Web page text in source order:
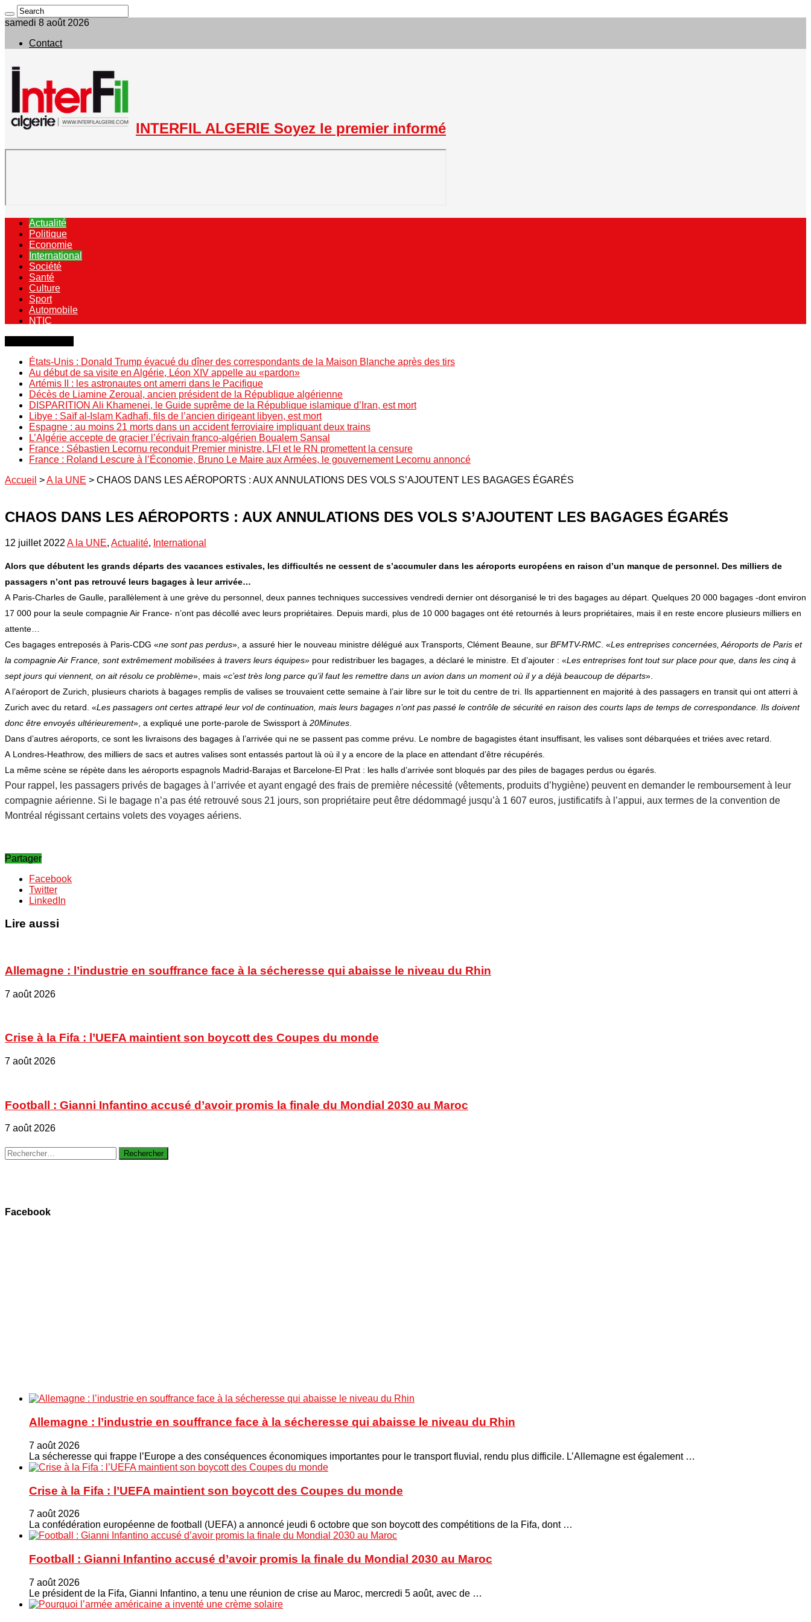
samedi 8 août 2026
Contact
INTERFIL ALGERIE Soyez le premier informé
Actualité
Politique
Economie
International
Société
Santé
Culture
Sport
Automobile
NTIC
États-Unis : Donald Trump évacué du dîner des correspondants de la Maison Blanche après des tirs
Au début de sa visite en Algérie, Léon XIV appelle au «pardon»
Artémis II : les astronautes ont amerri dans le Pacifique
Décès de Liamine Zeroual, ancien président de la République algérienne
DISPARITION Ali Khamenei, le Guide suprême de la République islamique d’Iran, est mort
Libye : Saïf al-Islam Kadhafi, fils de l’ancien dirigeant libyen, est mort
Espagne : au moins 21 morts dans un accident ferroviaire impliquant deux trains
L’Algérie accepte de gracier l’écrivain franco-algérien Boualem Sansal
France : Sébastien Lecornu reconduit Premier ministre, LFI et le RN promettent la censure
France : Roland Lescure à l’Économie, Bruno Le Maire aux Armées, le gouvernement Lecornu annoncé
Accueil >A la UNE > CHAOS DANS LES AÉROPORTS : AUX ANNULATIONS DES VOLS S’AJOUTENT LES BAGAGES ÉGARÉS
CHAOS DANS LES AÉROPORTS : AUX ANNULATIONS DES VOLS S’AJOUTENT LES BAGAGES ÉGARÉS
12 juillet 2022 A la UNE, Actualité, International
Alors que débutent les grands départs des vacances estivales, les difficultés ne cessent de s’accumuler dans les aéroports européens en raison d’un manque de personnel. Des milliers de
passagers n’ont pas retrouvé leurs bagages à leur arrivée…
A Paris-Charles de Gaulle, parallèlement à une grève du personnel, deux pannes techniques successives vendredi dernier ont désorganisé le tri des bagages au départ. Quelques 20 000 bagages -dont environ
17 000 pour la seule compagnie Air France- n’ont pas décollé avec leurs propriétaires. Depuis mardi, plus de 10 000 bagages ont été retournés à leurs propriétaires, mais il en reste encore plusieurs milliers en
attente…
Ces bagages entreposés à Paris-CDG «ne sont pas perdus», a assuré hier le nouveau ministre délégué aux Transports, Clément Beaune, sur BFMTV-RMC . «Les entreprises concernées, Aéroports de Paris et
la compagnie Air France, sont extrêmement mobilisées à travers leurs équipes» pour redistribuer les bagages, a déclaré le ministre. Et d’ajouter : «Les entreprises font tout sur place pour que, dans les cinq à
sept jours qui viennent, on ait résolu ce problème», mais «c’est très long parce qu’il faut les remettre dans un avion dans un moment où il y a déjà beaucoup de départs».
A l’aéroport de Zurich, plusieurs chariots à bagages remplis de valises se trouvaient cette semaine à l’air libre sur le toit du centre de tri. Ils appartiennent en majorité à des passagers en transit qui ont atterri à
Zurich avec du retard. «Les passagers ont certes attrapé leur vol de continuation, mais leurs bagages n’ont pas passé le contrôle de sécurité en raison des courts laps de temps de correspondance. Ils doivent
donc être envoyés ultérieurement», a expliqué une porte-parole de Swissport à 20Minutes
Dans d’autres aéroports, ce sont les livraisons des bagages à l’arrivée qui ne se passent pas comme prévu. Le nombre de bagagistes étant insuffisant, les valises sont débarquées et triées avec retard.
A Londres-Heathrow, des milliers de sacs et autres valises sont entassés partout là où il y a encore de la place en attendant d’être récupérés.
La même scène se répète dans les aéroports espagnols Madrid-Barajas et Barcelone-El Prat : les halls d’arrivée sont bloqués par des piles de bagages perdus ou égarés.
Pour rappel, les passagers privés de bagages à l’arrivée et ayant engagé des frais de première nécessité (vêtements, produits d’hygiène) peuvent en demander le remboursement à leur
compagnie aérienne. Si le bagage n’a pas été retrouvé sous 21 jours, son propriétaire peut être dédommagé jusqu’à 1 607 euros, justificatifs à l’appui, aux termes de la convention de
Montréal régissant certains volets des voyages aériens.
Partager
Facebook
Twitter
LinkedIn
Lire aussi
Allemagne : l’industrie en souffrance face à la sécheresse qui abaisse le niveau du Rhin
7 août 2026
Crise à la Fifa : l’UEFA maintient son boycott des Coupes du monde
7 août 2026
Football : Gianni Infantino accusé d’avoir promis la finale du Mondial 2030 au Maroc
7 août 2026
Rechercher :
Facebook
Allemagne : l’industrie en souffrance face à la sécheresse qui abaisse le niveau du Rhin
7 août 2026
La sécheresse qui frappe l’Europe a des conséquences économiques importantes pour le transport fluvial, rendu plus difficile. L’Allemagne est également …
Crise à la Fifa : l’UEFA maintient son boycott des Coupes du monde
7 août 2026
La confédération européenne de football (UEFA) a annoncé jeudi 6 octobre que son boycott des compétitions de la Fifa, dont …
Football : Gianni Infantino accusé d’avoir promis la finale du Mondial 2030 au Maroc
7 août 2026
Le président de la Fifa, Gianni Infantino, a tenu une réunion de crise au Maroc, mercredi 5 août, avec de …